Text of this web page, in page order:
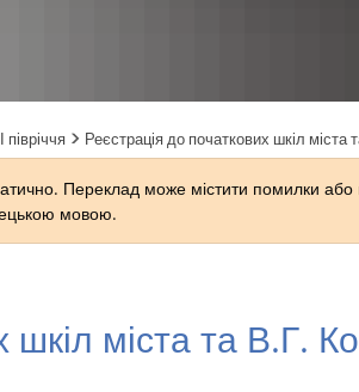
півріччя Реєстрація до початкових шкіл міста
Переклад може містити помилки або
мовою.
шкіл міста та В.Г.